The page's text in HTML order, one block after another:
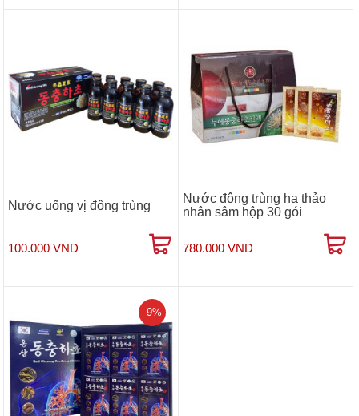
Nước uống vị đông trùng
100.000 VND
Nước đông trùng hạ thảo
nhân sâm hộp 30 gói
780.000 VND
-9%